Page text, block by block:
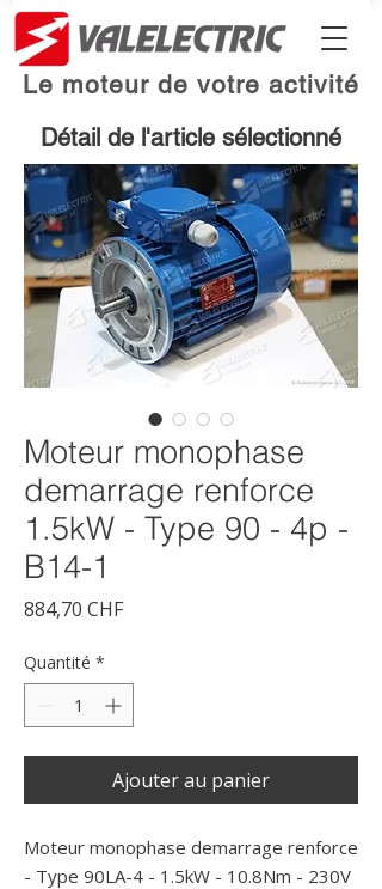
Le moteur de votre activité
Détail de l'article sélectionné
Moteur monophase
demarrage renforce
1.5kW - Type 90 - 4p -
B14-1
884,70 CHFPrix
Quantité *
Ajouter au panier
Moteur monophase demarrage renforce
- Type 90LA-4 - 1.5kW - 10.8Nm - 230V